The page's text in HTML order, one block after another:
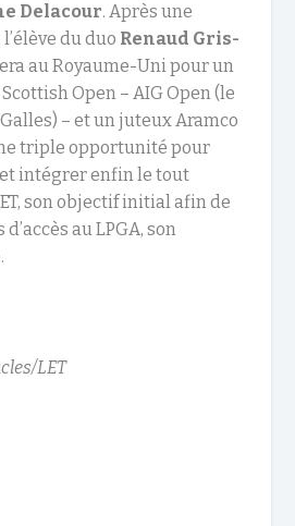
Delacour. Après une
du duo Renaud Gris-
au Royaume-Uni pour un
Open – AIG Open (le
– et un juteux Aramco
triple opportunité pour
intégrer enfin le tout
son objectif initial afin de
au LPGA, son
LET